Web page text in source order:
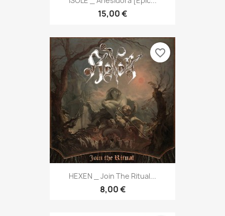
15,00 €
HEXEN _ Join The Ritual...
8,00 €
favorite_border